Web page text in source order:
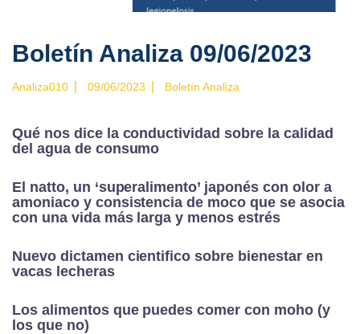
Boletín Analiza 09/06/2023
Analiza010 09/06/2023 Boletín Analiza
Qué nos dice la conductividad sobre la calidad
del agua de consumo
El natto, un ‘superalimento’ japonés con olor a
amoniaco y consistencia de moco que se asocia
con una vida más larga y menos estrés
Nuevo dictamen cientifico sobre bienestar en
vacas lecheras
Los alimentos que puedes comer con moho (y
los que no)